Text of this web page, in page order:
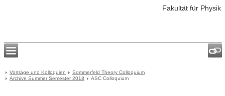
Fakultät für Physik
Vorträge und Kolloquien
Sommerfeld Theory Colloquium
Archive Summer Semester 2018
ASC Colloquium